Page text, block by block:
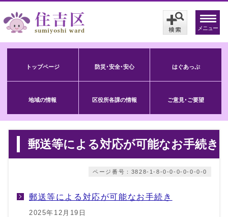
メニュー
トップページ 防災･安全･安心 はぐあっぷ
地域の情報 区役所各課の情報 ご意見･ご要望
郵送等による対応が可能なお手続き
ページ番号：3828-1-8-0-0-0-0-0-0-0
郵送等による対応が可能なお手続き
2025年12月19日